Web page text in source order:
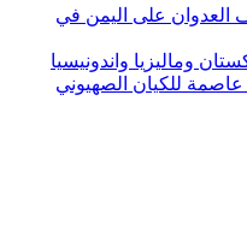
تحالف العدوان على اليمن في
وماليزيا واندونيسيا
للكيان الصهيوني